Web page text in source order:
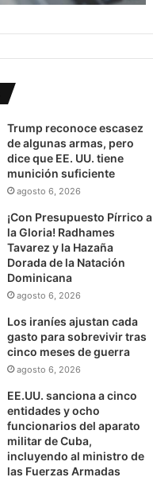
Trump reconoce escasez
de algunas armas, pero
dice que EE. UU. tiene
munición suficiente
agosto 6, 2026
¡Con Presupuesto Pírrico a
la Gloria! Radhames
Tavarez y la Hazaña
Dorada de la Natación
Dominicana
agosto 6, 2026
Los iraníes ajustan cada
gasto para sobrevivir tras
cinco meses de guerra
agosto 6, 2026
EE.UU. sanciona a cinco
entidades y ocho
funcionarios del aparato
militar de Cuba,
incluyendo al ministro de
las Fuerzas Armadas